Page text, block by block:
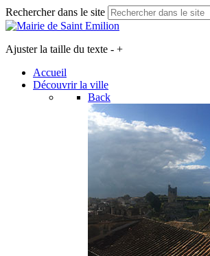
Rechercher dans le site
Ajuster la taille du texte - +
Accueil
Découvrir la ville
Back